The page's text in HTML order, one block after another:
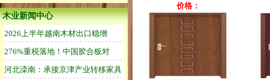
木业新闻中心
价格：